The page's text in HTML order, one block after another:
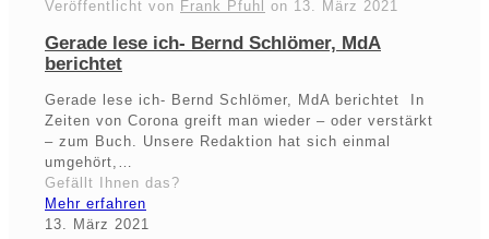
Veröffentlicht von Frank Pfuhl on 13. März 2021
Gerade lese ich- Bernd Schlömer, MdA
berichtet
Gerade lese ich- Bernd Schlömer, MdA berichtet In
Zeiten von Corona greift man wieder – oder verstärkt
– zum Buch. Unsere Redaktion hat sich einmal
umgehört,…
Gefällt Ihnen das?
Mehr erfahren
13. März 2021